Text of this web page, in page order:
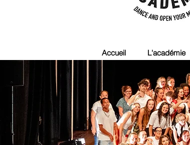
Accueil L'académie